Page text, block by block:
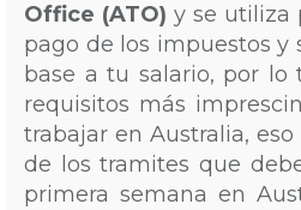
Office (ATO) y se utiliza
pago de los impuestos y
base a tu salario, por lo
requisitos más
trabajar en Australia,
de los tramites que
primera semana en